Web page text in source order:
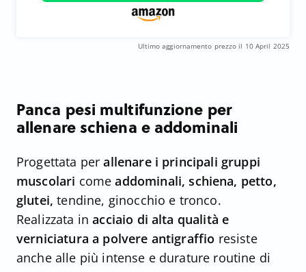
Ultimo aggiornamento prezzo il 10 April 2025
Panca pesi multifunzione per
allenare schiena e addominali
Progettata perallenare i principali gruppi
muscolari comeaddominali, schiena, petto,
glutei,tendine, ginocchio e tronco.
Realizzata inacciaio di alta qualità e
verniciatura a polvere antigraffio resiste
anche alle più intense e durature routine di